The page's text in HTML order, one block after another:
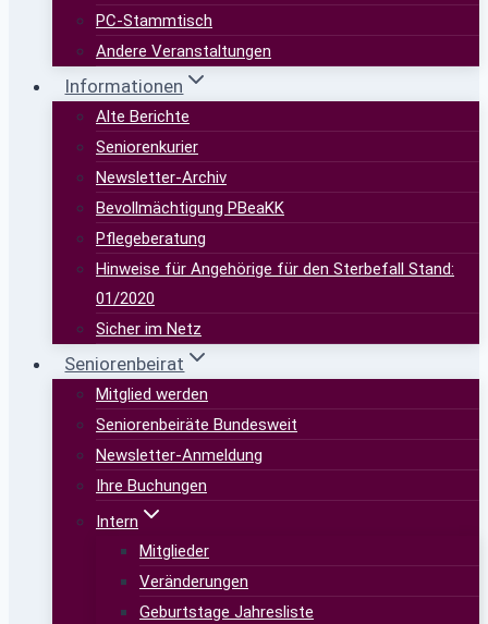
PC-Stammtisch
Andere Veranstaltungen
Informationen
Alte Berichte
Seniorenkurier
Newsletter-Archiv
Bevollmächtigung PBeaKK
Pflegeberatung
Hinweise für Angehörige für den Sterbefall Stand:
01/2020
Sicher im Netz
Seniorenbeirat
Mitglied werden
Seniorenbeiräte Bundesweit
Newsletter-Anmeldung
Ihre Buchungen
Intern
Mitglieder
Veränderungen
Geburtstage Jahresliste